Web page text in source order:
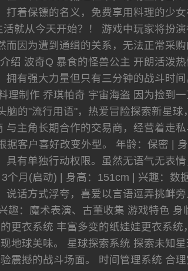
着保镖的名义，免费享用料理的少女
就从今天开始？！ 游戏中玩家将扮
因为遭到通缉的关系，无法正常采
波奇Q 暴食的怪兽公主 开朗活泼
有强大力量但只有三分钟的战斗时
制作 乔琪帕奇 宇宙海盗 因为捡到
的"流行用语"，热爱冒险探索新星球
主角长期合作的交易商，经营着走
客户喜好改变外型。 年龄：保密 |
有单独行动权限。虽然无语气无表
月(启动) | 身高：151cm | 兴趣：数
话方式浮夸，喜爱以言语逗弄挑衅旁
：魔术表演、古董收集 游戏特色 身
更衣系统 丰富多变的纸娃娃更衣系
地球美味。 星球探索系统 探索未知
震撼的战斗场面。 时间管理系统 合